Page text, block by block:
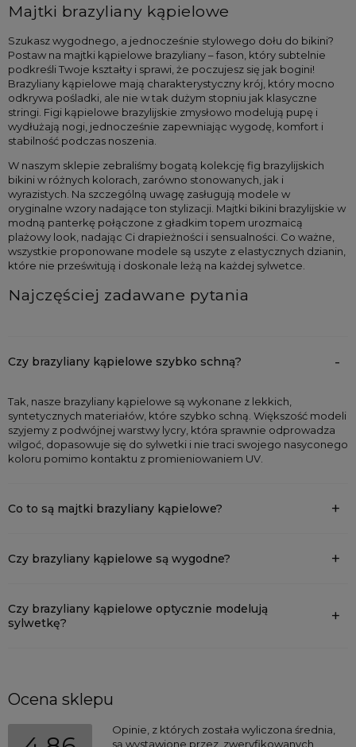
Majtki brazyliany kąpielowe
Szukasz wygodnego, a jednocześnie stylowego dołu do bikini?
Postaw na majtki kąpielowe brazyliany – fason, który subtelnie
podkreśli Twoje kształty i sprawi, że poczujesz się jak bogini!
Brazyliany kąpielowe mają charakterystyczny krój, który mocno
odkrywa pośladki, ale nie w tak dużym stopniu jak klasyczne
stringi. Figi kąpielowe brazylijskie zmysłowo modelują pupę i
wydłużają nogi, jednocześnie zapewniając wygodę, komfort i
stabilność podczas noszenia.
W naszym sklepie zebraliśmy bogatą kolekcję fig brazylijskich
bikini w różnych kolorach, zarówno stonowanych, jak i
wyrazistych. Na szczególną uwagę zasługują modele w
oryginalne wzory nadające ton stylizacji. Majtki bikini brazylijskie w
modną panterkę połączone z gładkim topem urozmaicą
plażowy look, nadając Ci drapieżności i sensualności. Co ważne,
wszystkie proponowane modele są uszyte z elastycznych dzianin,
które nie prześwitują i doskonale leżą na każdej sylwetce.
Najczęściej zadawane pytania
Czy brazyliany kąpielowe szybko schną?
Tak, nasze brazyliany kąpielowe są wykonane z lekkich,
syntetycznych materiałów, które szybko schną. Większość modeli
szyjemy z podwójnej warstwy lycry, która sprawnie odprowadza
wilgoć, dopasowuje się do sylwetki i nie traci swojego nasyconego
koloru pomimo kontaktu z promieniowaniem UV.
Co to są majtki brazyliany kąpielowe?
Czy brazyliany kąpielowe są wygodne?
Czy brazyliany kąpielowe optycznie modelują
sylwetkę?
Ocena sklepu
Opinie, z których została wyliczona średnia,
są wystawione przez  zweryfikowanych